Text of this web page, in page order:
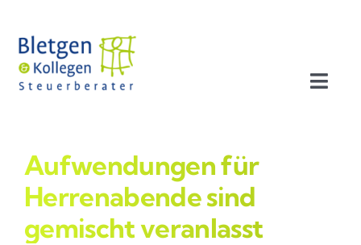
Inhalt
springen
Profil
Leistungen
Aufwendungen für
Herrenabende sind
gemischt veranlasst